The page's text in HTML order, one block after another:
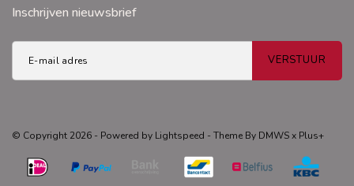
Inschrijven nieuwsbrief
VERSTUUR
© Copyright 2026 - Powered by Lightspeed - Theme By DMWSx Plus+